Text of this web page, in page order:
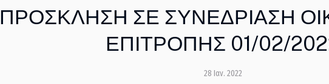
ΠΡΟΣΚΛΗΣΗ ΣΕ ΣΥΝΕΔΡΙΑΣΗ
ΕΠΙΤΡΟΠΗΣ 01/02/
28 Ιαν. 2022